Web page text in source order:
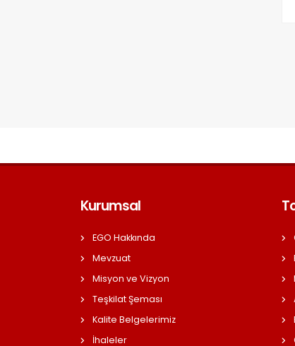
Kurumsal
EGO Hakkında
Mevzuat
Misyon ve Vizyon
Teşkilat Şeması
Kalite Belgelerimiz
İhaleler